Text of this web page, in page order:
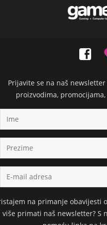
Prijavite se na naš
proizvodima,
na primanje obavijesti
više primati naš newsletter? S